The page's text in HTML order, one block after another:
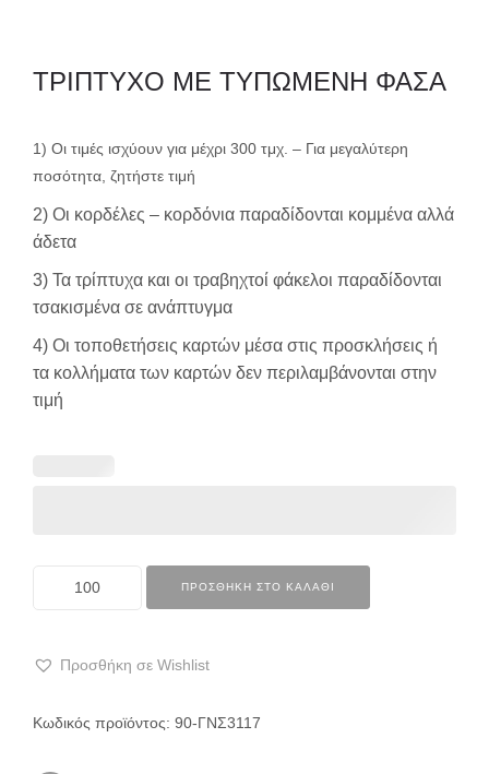
ΤΡΙΠΤΥΧΟ ΜΕ ΤΥΠΩΜΕΝΗ ΦΑΣΑ
1) Οι τιμές ισχύουν για μέχρι 300 τμχ. – Για μεγαλύτερη
ποσότητα, ζητήστε τιμή
2) Οι κορδέλες – κορδόνια παραδίδονται κομμένα αλλά
άδετα
3) Τα τρίπτυχα και οι τραβηχτοί φάκελοι παραδίδονται
τσακισμένα σε ανάπτυγμα
4) Οι τοποθετήσεις καρτών μέσα στις προσκλήσεις ή
τα κολλήματα των καρτών δεν περιλαμβάνονται στην
τιμή
ΠΡΟΣΘΉΚΗ ΣΤΟ ΚΑΛΆΘΙ
Προσθήκη σε Wishlist
Κωδικός προϊόντος: 90-ΓΝΣ3117